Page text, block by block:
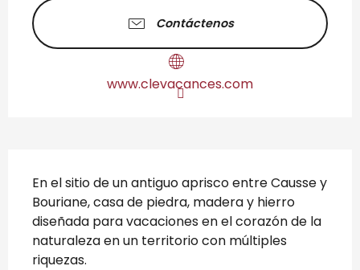
Contáctenos
www.clevacances.com
En el sitio de un antiguo aprisco entre Causse y
Bouriane, casa de piedra, madera y hierro
diseñada para vacaciones en el corazón de la
naturaleza en un territorio con múltiples
riquezas.